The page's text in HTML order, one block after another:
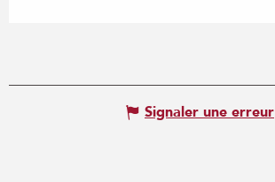
Signaler une erreur